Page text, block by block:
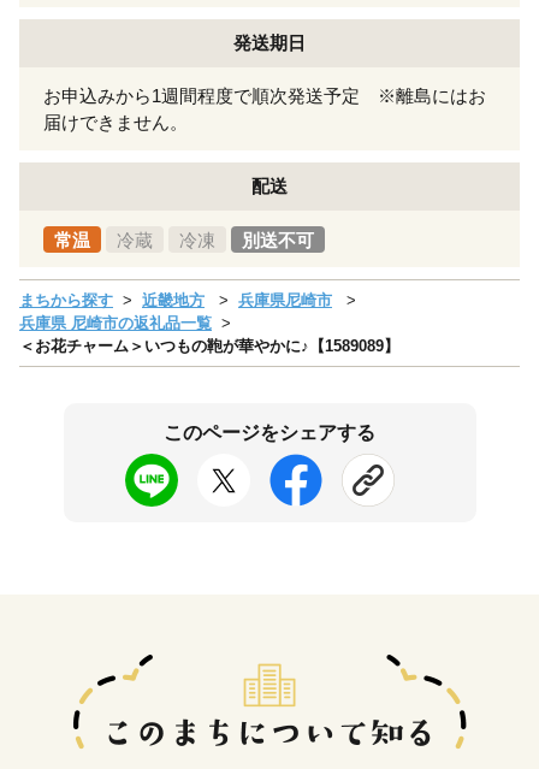
発送期日
お申込みから1週間程度で順次発送予定 ※離島にはお
届けできません。
配送
常温 冷蔵 冷凍 別送不可
まちから探す 近畿地方
兵庫県尼崎市
兵庫県 尼崎市の返礼品一覧
＜お花チャーム＞いつもの鞄が華やかに♪【1589089】
このページをシェアする